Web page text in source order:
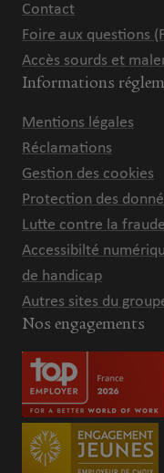
Contact
Foire aux questions
Accès sourds et
Informations
Mentions légales
Réclamations
Gestion des cookies
Protection des
Lutte contre la fraude
Accessibilté
de handicap
Autres sites du
Nos engagements